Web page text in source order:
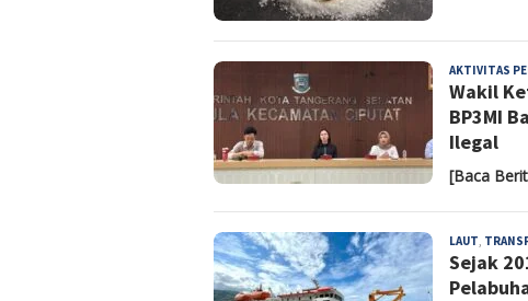
AKTIVITAS
Wakil
BP3MI
Ilegal
[Baca
LAUT,
Sejak